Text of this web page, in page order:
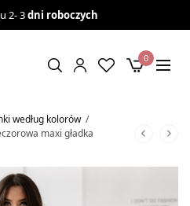
2- 3dni roboczych
0
według kolorów /
maxi gładka